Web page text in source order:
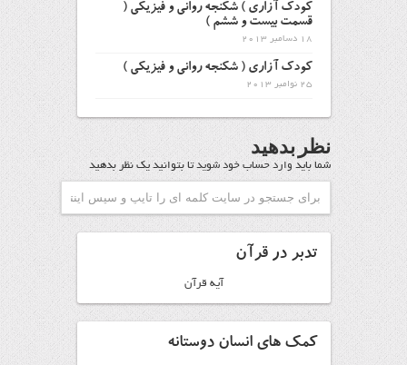
كودك آزاري ) شكنجه رواني و فیزیکی (
قسمت بیست و ششم )
18 دسامبر 2013
كودك آزاري ( شكنجه رواني و فیزیکی )
25 نوامبر 2013
نظر بدهید
شما باید وارد حساب خود شویدتا بتوانید یک نظر بدهید
تدبر در قرآن
آیه قرآن
کمک های انسان دوستانه